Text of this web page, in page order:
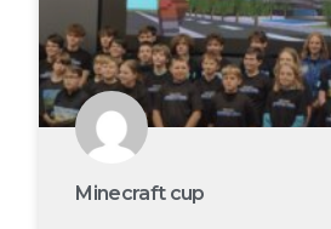
Minecraft cup